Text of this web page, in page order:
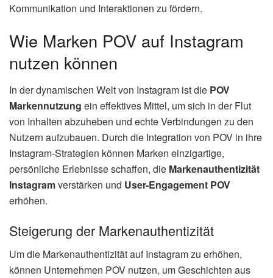
Kommunikation und Interaktionen zu fördern.
Wie Marken POV auf Instagram
nutzen können
In der dynamischen Welt von Instagram ist die POV
Markennutzung ein effektives Mittel, um sich in der Flut
von Inhalten abzuheben und echte Verbindungen zu den
Nutzern aufzubauen. Durch die Integration von POV in ihre
Instagram-Strategien können Marken einzigartige,
persönliche Erlebnisse schaffen, die Markenauthentizität
Instagramverstärken und User-Engagement POV
erhöhen.
Steigerung der Markenauthentizität
Um die Markenauthentizität auf Instagram zu erhöhen,
können Unternehmen POV nutzen, um Geschichten aus